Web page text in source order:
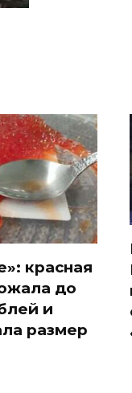
красная
до
и
размер